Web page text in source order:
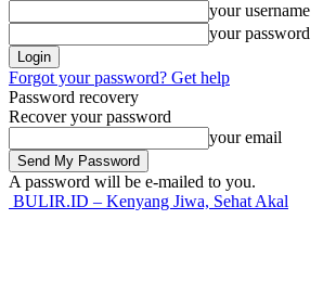
your username
your password
Forgot your password? Get help
Password recovery
Recover your password
your email
A password will be e-mailed to you.
BULIR.ID – Kenyang Jiwa, Sehat Akal